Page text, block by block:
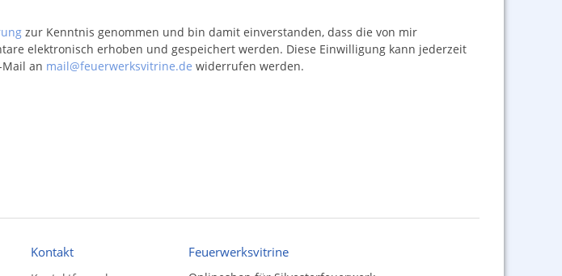
zur Kenntnis genommen und bin damit einverstanden, dass die von mir
elektronisch erhoben und gespeichert werden. Diese Einwilligung kann jederzeit
an mail@feuerwerksvitrine.de widerrufen werden.
Kontakt Feuerwerksvitrine